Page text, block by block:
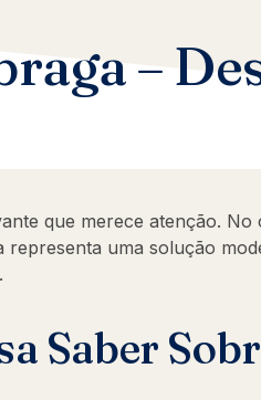
–
que merece atenção. No
uma solução
Saber